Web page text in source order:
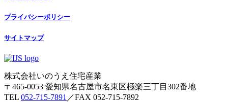
プライバシーポリシー
サイトマップ
株式会社いのうえ住宅産業
〒465-0053 愛知県名古屋市名東区極楽三丁目302番地
TEL 052-715-7891 ／FAX 052-715-7892